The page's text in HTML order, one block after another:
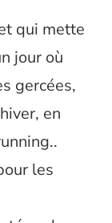
qui mette
jour où
gercées,
en
les